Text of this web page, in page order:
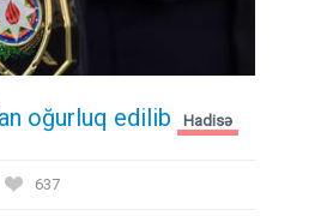
oğurluq edilib Hadisə
637